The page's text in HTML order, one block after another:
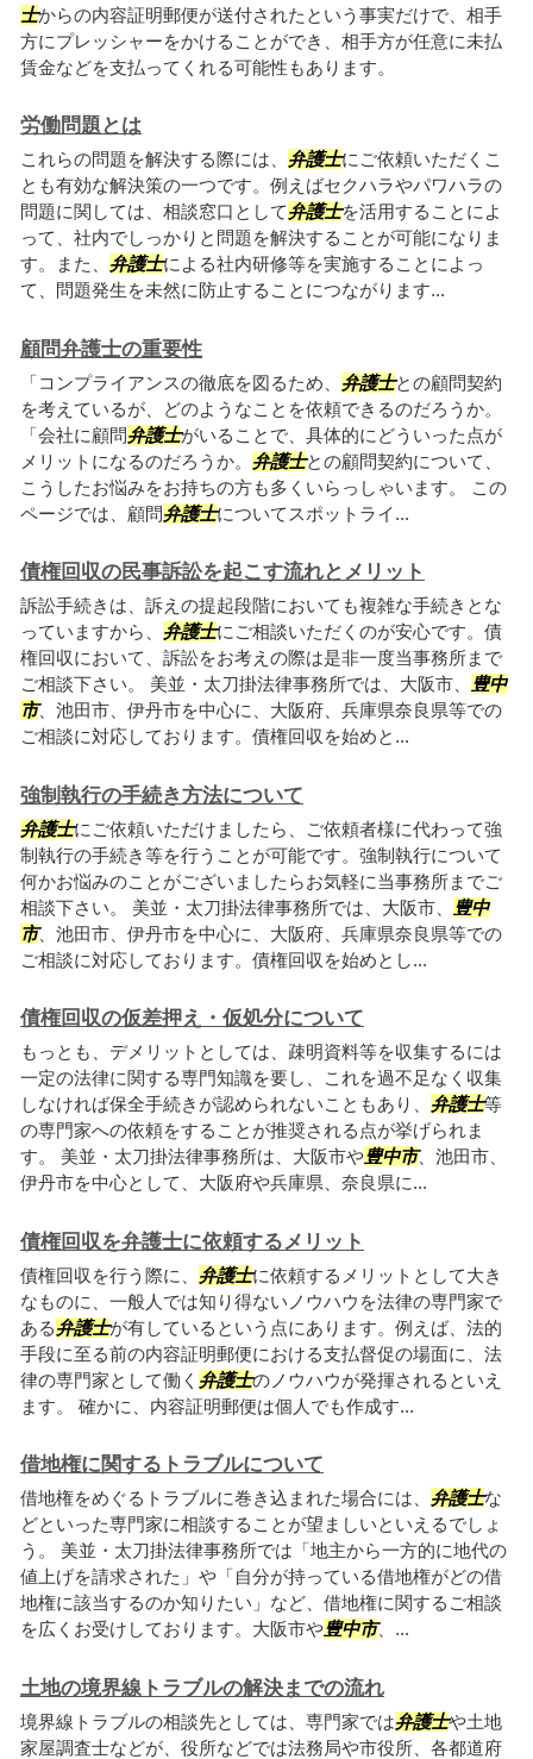
士からの内容証明郵便が送付されたという事実だけで、相手
方にプレッシャーをかけることができ、相手方が任意に未払
賃金などを支払ってくれる可能性もあります。
労働問題とは
これらの問題を解決する際には、 弁護士にご依頼いただくこ
とも有効な解決策の一つです。例えばセクハラやパワハラの
問題に関しては、相談窓口として弁護士を活用することによ
って、社内でしっかりと問題を解決することが可能になりま
す。また、 弁護士による社内研修等を実施することによっ
て、問題発生を未然に防止することにつながります...
顧問弁護士の重要性
「コンプライアンスの徹底を図るため、 弁護士との顧問契約
を考えているが、どのようなことを依頼できるのだろうか。
「会社に顧問弁護士がいることで、具体的にどういった点が
メリットになるのだろうか。 弁護士との顧問契約について、
こうしたお悩みをお持ちの方も多くいらっしゃいます。 この
ページでは、顧問弁護士についてスポットライ...
債権回収の民事訴訟を起こす流れとメリット
訴訟手続きは、訴えの提起段階においても複雑な手続きとな
っていますから、 弁護士にご相談いただくのが安心です。債
権回収において、訴訟をお考えの際は是非一度当事務所まで
ご相談下さい。 美並・太刀掛法律事務所では、大阪市、
豊中
市、池田市、伊丹市を中心に、大阪府、兵庫県奈良県等での
ご相談に対応しております。債権回収を始めと...
強制執行の手続き方法について
弁護士にご依頼いただけましたら、ご依頼者様に代わって強
制執行の手続き等を行うことが可能です。強制執行について
何かお悩みのことがございましたらお気軽に当事務所までご
相談下さい。 美並・太刀掛法律事務所では、大阪市、
豊中
市、池田市、伊丹市を中心に、大阪府、兵庫県奈良県等での
ご相談に対応しております。債権回収を始めとし...
債権回収の仮差押え・仮処分について
もっとも、デメリットとしては、疎明資料等を収集するには
一定の法律に関する専門知識を要し、これを過不足なく収集
しなければ保全手続きが認められないこともあり、 弁護士等
の専門家への依頼をすることが推奨される点が挙げられま
す。 美並・太刀掛法律事務所は、大阪市や豊中市、池田市、
伊丹市を中心として、大阪府や兵庫県、奈良県に...
債権回収を弁護士に依頼するメリット
債権回収を行う際に、 弁護士に依頼するメリットとして大き
なものに、一般人では知り得ないノウハウを法律の専門家で
ある弁護士が有しているという点にあります。例えば、法的
手段に至る前の内容証明郵便における支払督促の場面に、法
律の専門家として働く 弁護士のノウハウが発揮されるといえ
ます。 確かに、内容証明郵便は個人でも作成す...
借地権に関するトラブルについて
借地権をめぐるトラブルに巻き込まれた場合には、 弁護士な
どといった専門家に相談することが望ましいといえるでしょ
う。 美並・太刀掛法律事務所では「地主から一方的に地代の
値上げを請求された」や「自分が持っている借地権がどの借
地権に該当するのか知りたい」など、借地権に関するご相談
を広くお受けしております。大阪市や豊中市、...
土地の境界線トラブルの解決までの流れ
境界線トラブルの相談先としては、専門家では弁護士や土地
家屋調査士などが、役所などでは法務局や市役所、各都道府